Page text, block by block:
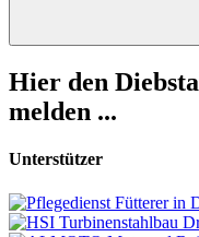
Hier den
melden ...
Unterstützer